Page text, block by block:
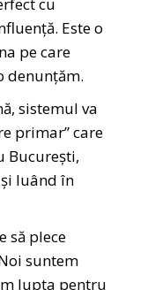
cu
Este o
pe care
denunțăm.
sistemul va
primar” care
București,
luând în
să plece
suntem
lupta pentru